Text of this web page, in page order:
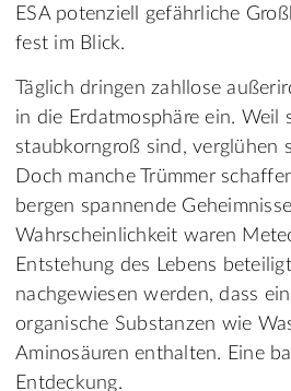
ESA potenziell gefährliche
fest im Blick.
Täglich dringen zahllose
in die Erdatmosphäre ein. Weil
staubkorngroß sind, verglühen
Doch manche Trümmer
bergen spannende
Wahrscheinlichkeit waren
Entstehung des Lebens
nachgewiesen werden, dass
organische Substanzen wie
Aminosäuren enthalten. Eine
Entdeckung.